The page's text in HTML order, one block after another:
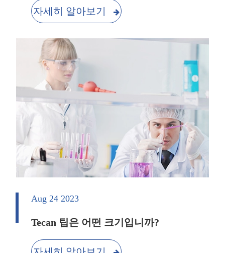
자세히 알아보기
Aug 24 2023
Tecan 팁은 어떤 크기입니까?